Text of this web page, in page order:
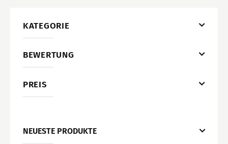
KATEGORIE
BEWERTUNG
PREIS
NEUESTE PRODUKTE